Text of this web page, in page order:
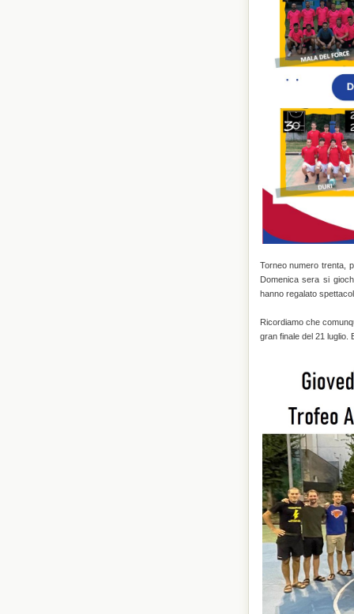
Torneo numero trenta,
Domenica sera si
hanno regalato
Ricordiamo che
gran finale del 21 luglio.